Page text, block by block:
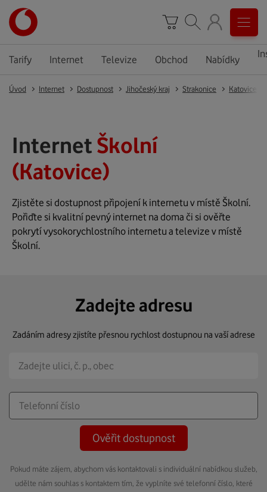
Tarify Internet Televize Obchod Nabídky
Úvod Internet Dostupnost Jihočeský kraj Strakonice Katovice
Internet Školní
(Katovice)
Zjistěte si dostupnost připojení k internetu v místě Školní.
Pořiďte si kvalitní pevný internet na doma či si ověřte
pokrytí vysokorychlostního internetu a televize v místě
Školní.
Zadejte adresu
Zadáním adresy zjistíte přesnou rychlost dostupnou na vaší adrese
Ověřit dostupnost
Pokud máte zájem, abychom vás kontaktovali s individuální nabídkou služeb,
udělte nám souhlas s kontaktem tím, že vyplníte své telefonní číslo, které